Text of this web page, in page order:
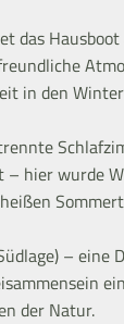
das
in den
hier wurde
– eine
der Natur.